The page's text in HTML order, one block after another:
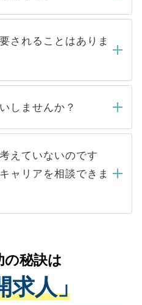
日以内にはご連絡をせて
しばらくお待ちくださ
取り扱っている求人の
サイトからご覧いただ
」です。非公開求人は
、一般には公開してい
ため 人気のある医療機
と、応募が殺到する場
る条件に合った人材の
依頼するケースが増え
されることはありま
ることは一切ありませ
先から内定をいただい
ありません。内定先へ
リアパートナーが行い
しませんか？
ることはありませんの
。当サイトからの登録
録者様の個人情報は、
ップおよび転職活動の
たします。お預かりし
データはご本人の許可
扱いについての厳密な
事業者のみに付与され
ークを取得済みです。
えていないのです
ャリアを相談できま
医療機関の状況や紹介
、適切なアドバイスを
。すぐにご転職をされ
なサポートが可能です
の秘訣は
求人」